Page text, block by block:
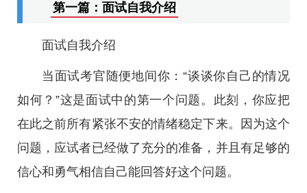
第一篇：面试自我介绍
面试自我介绍
当面试考官随便地间你：“谈谈你自己的情况
如何？”这是面试中的第一个问题。此刻，你应把
在此之前所有紧张不安的情绪稳定下来。因为这个
问题，应试者已经做了充分的准备，并且有足够的
信心和勇气相信自己能回答好这个问题。